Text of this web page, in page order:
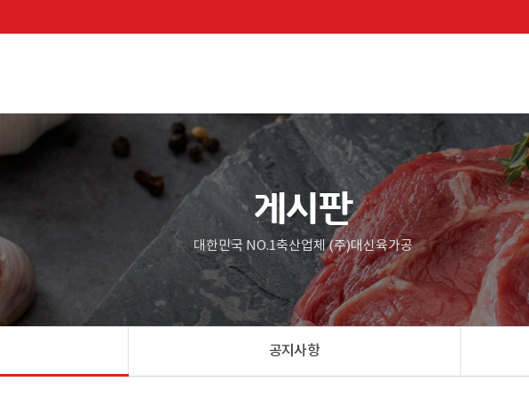
게시판
대한민국 NO.1축산업체 (주)대신육가공
공지사항